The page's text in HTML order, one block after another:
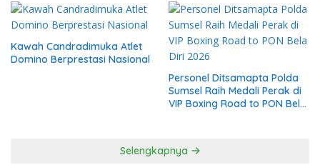
Kawah Candradimuka Atlet
Domino Berprestasi Nasional
Personel Ditsamapta Polda
Sumsel Raih Medali Perak di
VIP Boxing Road to PON Bela
Selengkapnya